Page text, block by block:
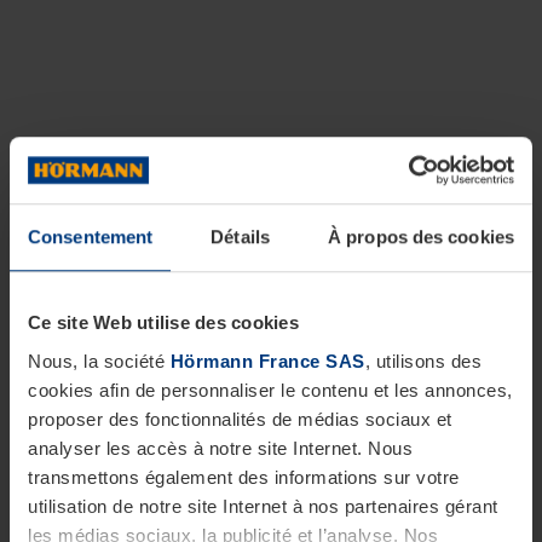
Consentement Détails À propos des cookies
Ce site Web utilise des cookies
Nous, la société Hörmann France SAS, utilisons des
cookies afin de personnaliser le contenu et les annonces,
proposer des fonctionnalités de médias sociaux et
analyser les accès à notre site Internet. Nous
transmettons également des informations sur votre
utilisation de notre site Internet à nos partenaires gérant
les médias sociaux, la publicité et l’analyse. Nos